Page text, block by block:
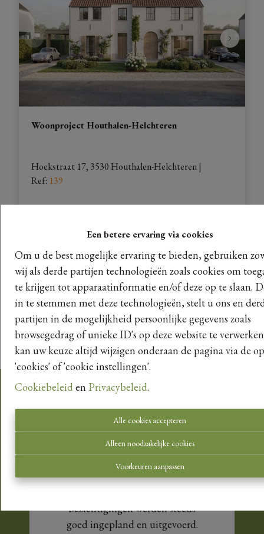
Een betere ervaring via cookies
Om u de best mogelijke ervaring te bieden, gebruiken
wij als derde partijen technologieën zoals cookies om
te krijgen tot apparaatinformatie en/of deze op te slaan.
in te stemmen met deze technologieën, stelt u ons en
partijen in de mogelijkheid persoonlijke gegevens zoals
browsegedrag of unieke ID's op deze website te
kan uw keuze altijd wijzigen onderaan de pagina via de
'cookies' of 'cookie instellingen'.
Cookiebeleid en Privacybeleid.
Alle cookies accepteren
Alleen noodzakelijke cookies
Voorkeuren aanpassen
Woonproject Houthalen-Helchteren
Hoekstraat 17, 3530 Houthalen-Helchteren
Ref: 139
Projecten te koop
Onze klanten aan het woord
Heel positieve ervaring
bezichtigingen werden steeds
goed ingepland en uitgevoerd.